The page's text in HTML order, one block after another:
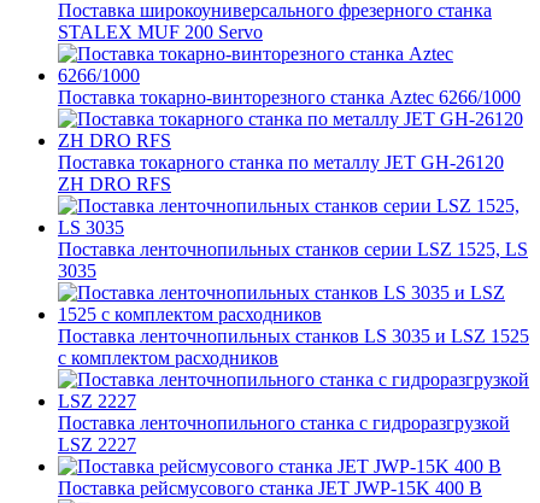
Поставка широкоуниверсального фрезерного станка
STALEX MUF 200 Servo
Поставка токарно-винторезного станка Aztec 6266/1000
Поставка токарного станка по металлу JET GH-26120
ZH DRO RFS
Поставка ленточнопильных станков серии LSZ 1525, LS
3035
Поставка ленточнопильных станков LS 3035 и LSZ 1525
с комплектом расходников
Поставка ленточнопильного станка c гидроразгрузкой
LSZ 2227
Поставка рейсмусового станка JET JWP-15K 400 В